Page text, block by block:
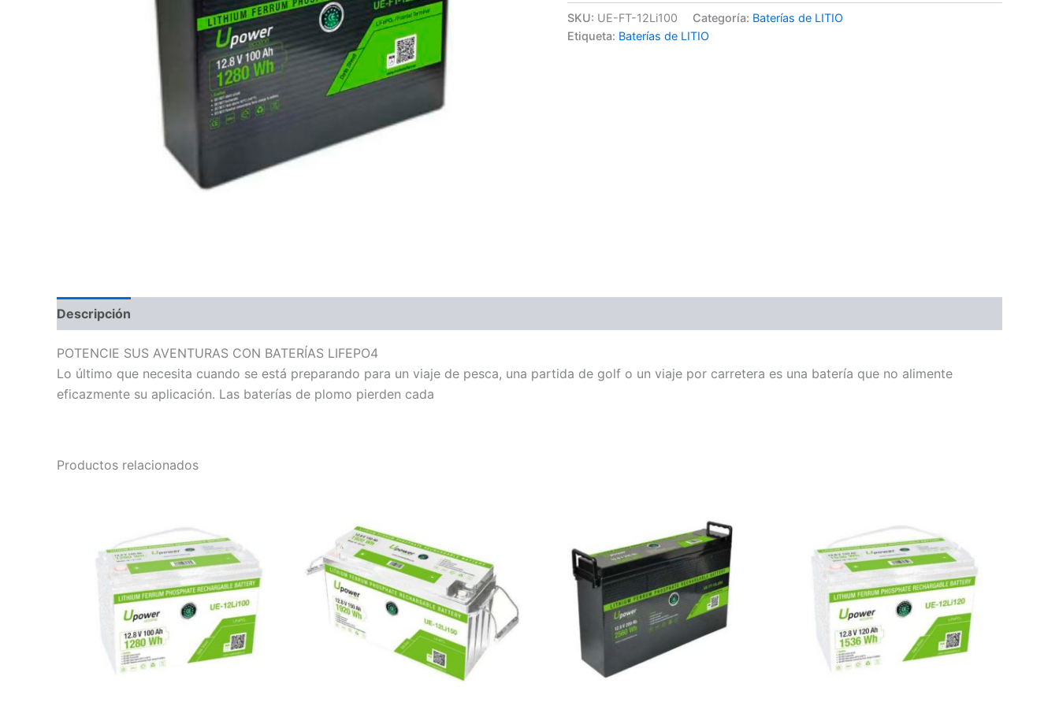
SKU: UE-FT-12Li100 Categoría: Baterías de LITIO
Etiqueta: Baterías de LITIO
Descripción
POTENCIE SUS AVENTURAS CON BATERÍAS LIFEPO4
Lo último que necesita cuando se está preparando para un viaje de pesca, una partida de golf o un viaje por carretera es una batería que no alimente
eficazmente su aplicación. Las baterías de plomo pierden cada
Productos relacionados